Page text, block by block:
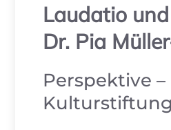
Laudatio
Dr. Pia
Perspektive